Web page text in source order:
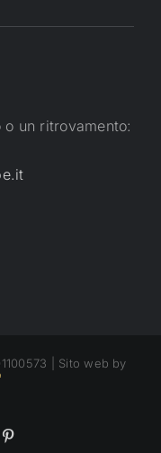
un ritrovamento:
| Sito web by